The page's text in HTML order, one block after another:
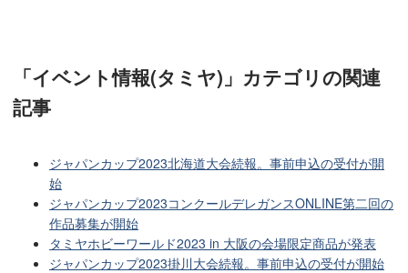
「イベント情報(タミヤ)」カテゴリの関連
記事
ジャパンカップ2023北海道大会続報。事前申込の受付が開
始
ジャパンカップ2023コンクールデレガンスONLINE第二回の
作品募集が開始
タミヤホビーワールド2023 in 大阪の会場限定商品が発表
ジャパンカップ2023掛川大会続報。事前申込の受付が開始